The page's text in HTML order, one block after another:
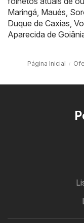
Maringá, Maués,
Duque de Caxias,
Aparecida de
Página Inicial